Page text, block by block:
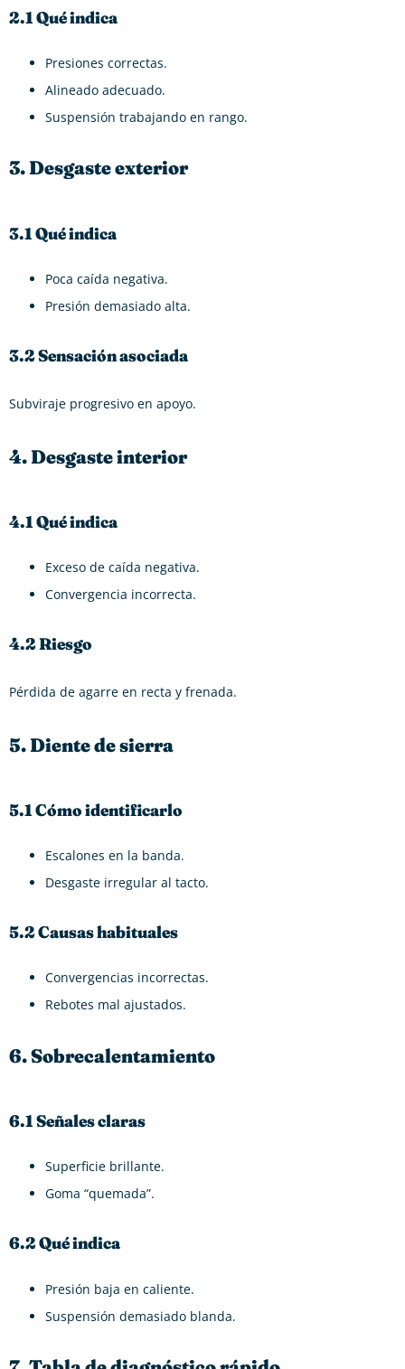
2.1 Qué indica
Presiones correctas.
Alineado adecuado.
Suspensión trabajando en rango.
3. Desgaste exterior
3.1 Qué indica
Poca caída negativa.
Presión demasiado alta.
3.2 Sensación asociada
Subviraje progresivo en apoyo.
4. Desgaste interior
4.1 Qué indica
Exceso de caída negativa.
Convergencia incorrecta.
4.2 Riesgo
Pérdida de agarre en recta y frenada.
5. Diente de sierra
5.1 Cómo identificarlo
Escalones en la banda.
Desgaste irregular al tacto.
5.2 Causas habituales
Convergencias incorrectas.
Rebotes mal ajustados.
6. Sobrecalentamiento
6.1 Señales claras
Superficie brillante.
Goma “quemada”.
6.2 Qué indica
Presión baja en caliente.
Suspensión demasiado blanda.